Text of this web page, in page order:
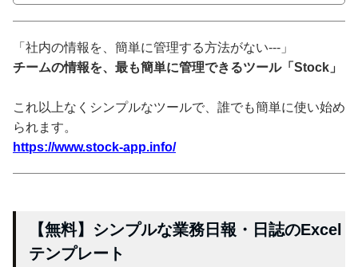
「社内の情報を、簡単に管理する方法がない---」
チームの情報を、最も簡単に管理できるツール「Stock」
これ以上なくシンプルなツールで、誰でも簡単に使い始め
られます。
https://www.stock-app.info/
【無料】シンプルな業務日報・日誌のExcel
テンプレート